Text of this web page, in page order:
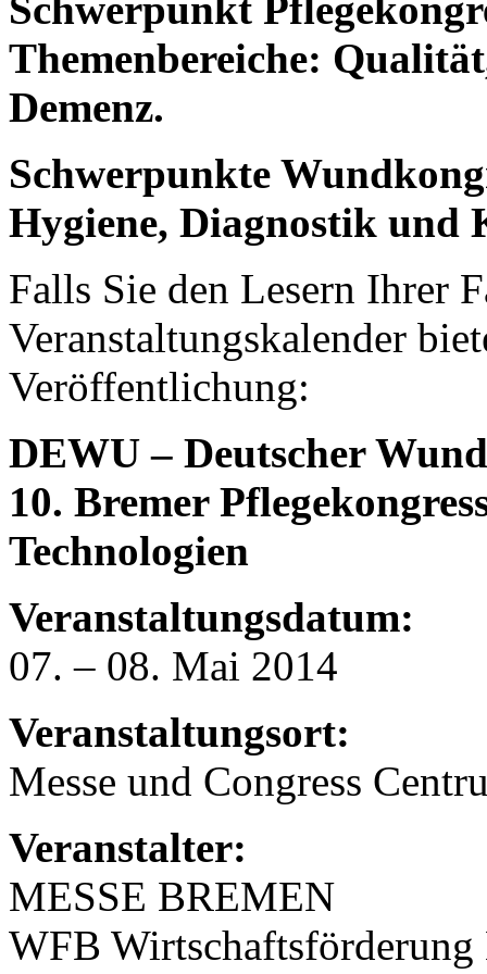
Themenbereiche:
Demenz.
Schwerpunkte
Hygiene, Diagnostik und
Falls Sie den Lesern Ihrer
Veranstaltungskalender
Veröffentlichung:
DEWU – Deutscher
10. Bremer
Technologien
Veranstaltungsdatum:
07. – 08. Mai 2014
Veranstaltungsort:
Messe und Congress
Veranstalter:
MESSE BREMEN
WFB Wirtschaftsförderung